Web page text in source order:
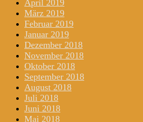
April 2019
März 2019
Februar 2019
Januar 2019
Dezember 2018
November 2018
Oktober 2018
September 2018
August 2018
Juli 2018
Juni 2018
Mai 2018